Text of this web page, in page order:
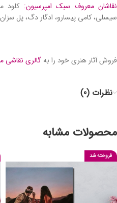
نقاشان معروف سبک امپرسیون: کلود
سیسلی، کامی پیسارو، ادگار دگ، پل سزان
فروش آثار هنری خود را بهگالری نقاشی
نظرات (0)
محصولات مشابه
فروخته شد